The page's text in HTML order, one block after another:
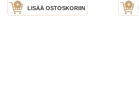
LISÄÄ OSTOSKORIIN